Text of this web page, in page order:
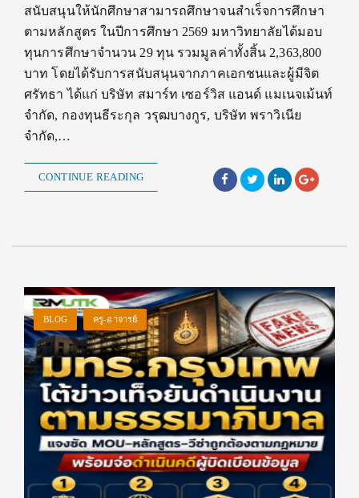
สนับสนุนให้นักศึกษาสามารถศึกษาจนสำเร็จการศึกษา
ตามหลักสูตร ในปีการศึกษา 2569 มหาวิทยาลัยได้มอบ
ทุนการศึกษาจำนวน 29 ทุน รวมมูลค่าทั้งสิ้น 2,363,800
บาท โดยได้รับการสนับสนุนจากภาคเอกชนและผู้มีจิต
ศรัทธา ได้แก่ บริษัท สมาร์ท เซอร์วิส แอนด์ แมเนจเม้นท์
จำกัด, กองทุนธีระกุล วรุฒบางกูร, บริษัท พราวิเนีย
จำกัด,…
CONTINUE READING
BLOG ครู-อาจารย์